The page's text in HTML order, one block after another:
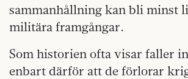
sammanhållning kan bli minst
militära framgångar.
Som historien ofta visar faller
enbart därför att de förlorar